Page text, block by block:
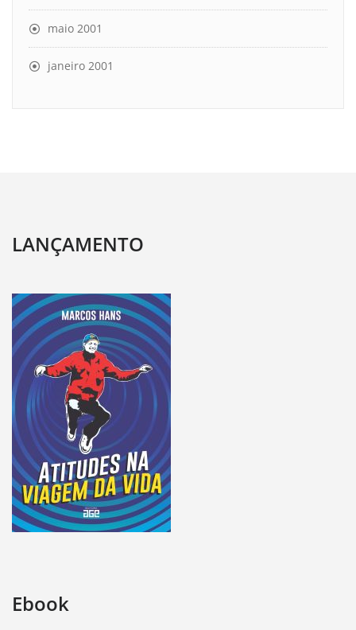
maio 2001
janeiro 2001
LANÇAMENTO
Ebook